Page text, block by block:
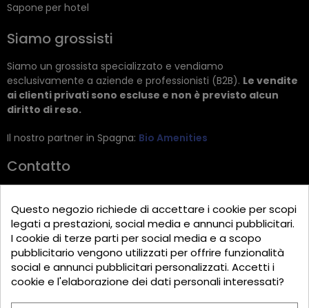
Sapone per hotel
Siamo grossisti
Siamo un grossista specializzato e vendiamo
esclusivamente a aziende e professionisti (B2B). Le vendite
ai clienti privati sono escluse e non è previsto alcun
diritto di reso.
Il nostro partner in Spagna: Bio Amenities
Contatto
Zietenstr. 9
12244 Berlin
Tel: +49 (0)30 2357 3470
info@top-amenities.com
Questo negozio richiede di accettare i cookie per scopi
legati a prestazioni, social media e annunci pubblicitari.
I cookie di terze parti per social media e a scopo
pubblicitario vengono utilizzati per offrire funzionalità
social e annunci pubblicitari personalizzati. Accetti i
cookie e l'elaborazione dei dati personali interessati?